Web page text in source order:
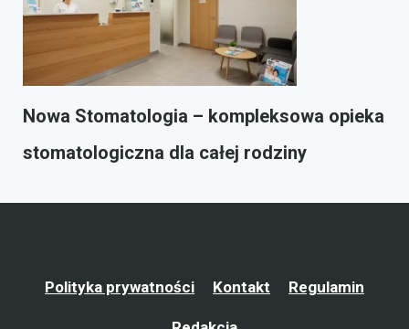
Nowa Stomatologia – kompleksowa opieka
stomatologiczna dla całej rodziny
Polityka prywatności Kontakt Regulamin